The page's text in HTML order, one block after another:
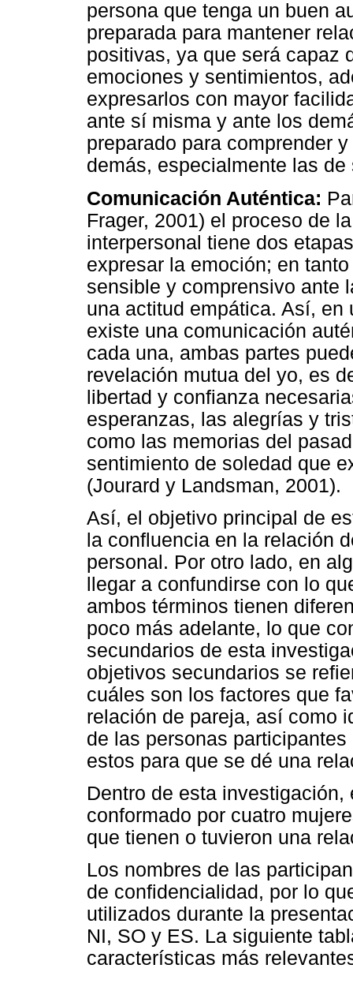
persona que tenga un buen
preparada para mantener
positivas, ya que será capaz
emociones y sentimientos,
expresarlos con mayor
ante sí misma y ante los
preparado para comprender
demás, especialmente las de
Comunicación Auténtica:
Frager, 2001) el proceso de
interpersonal tiene dos
expresar la emoción; en
sensible y comprensivo ante
una actitud empática. Así,
existe una comunicación
cada una, ambas partes
revelación mutua del yo, es
libertad y confianza
esperanzas, las alegrías y
como las memorias del
sentimiento de soledad que
(Jourard y Landsman, 2001).
Así, el objetivo principal de
la confluencia en la relación
personal. Por otro lado, en
llegar a confundirse con lo
ambos términos tienen
poco más adelante, lo que
secundarios de esta
objetivos secundarios se
cuáles son los factores que
relación de pareja, así como
de las personas
estos para que se dé una
Dentro de esta
conformado por cuatro
que tienen o tuvieron una
Los nombres de las
de confidencialidad, por lo
utilizados durante la
NI, SO y ES. La siguiente
características más